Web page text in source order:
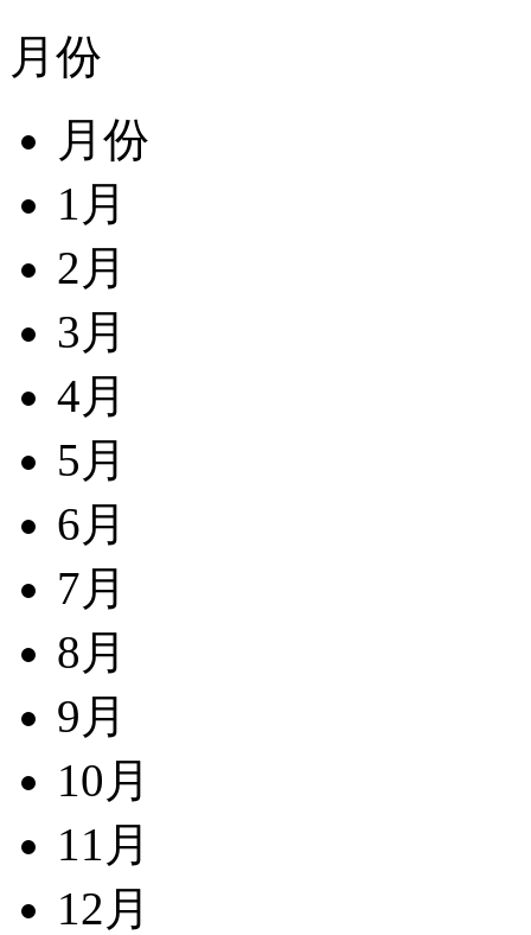
月份
月份
1月
2月
3月
4月
5月
6月
7月
8月
9月
10月
11月
12月